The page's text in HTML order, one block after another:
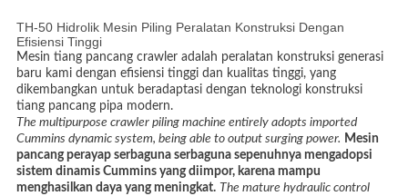
KEBIJAKAN
PRIVASI
TH-50 Hidrolik Mesin Piling Peralatan Konstruksi Dengan
Efisiensi Tinggi
Mesin tiang pancang crawler adalah peralatan konstruksi generasi
baru kami dengan efisiensi tinggi dan kualitas tinggi, yang
dikembangkan untuk beradaptasi dengan teknologi konstruksi
tiang pancang pipa modern.
The multipurpose crawler piling machine entirely adopts imported
Cummins dynamic system, being able to output surging power. Mesin
pancang perayap serbaguna serbaguna sepenuhnya mengadopsi
sistem dinamis Cummins yang diimpor, karena mampu
menghasilkan daya yang meningkat. The mature hydraulic control